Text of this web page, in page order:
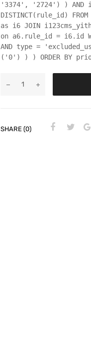
'3374', '2724') ) AND id
DISTINCT(rule_id)
as i6 JOIN
on a6.rule_id = i6.id
AND type =
('0') ) ) ORDER BY
SHARE (0)